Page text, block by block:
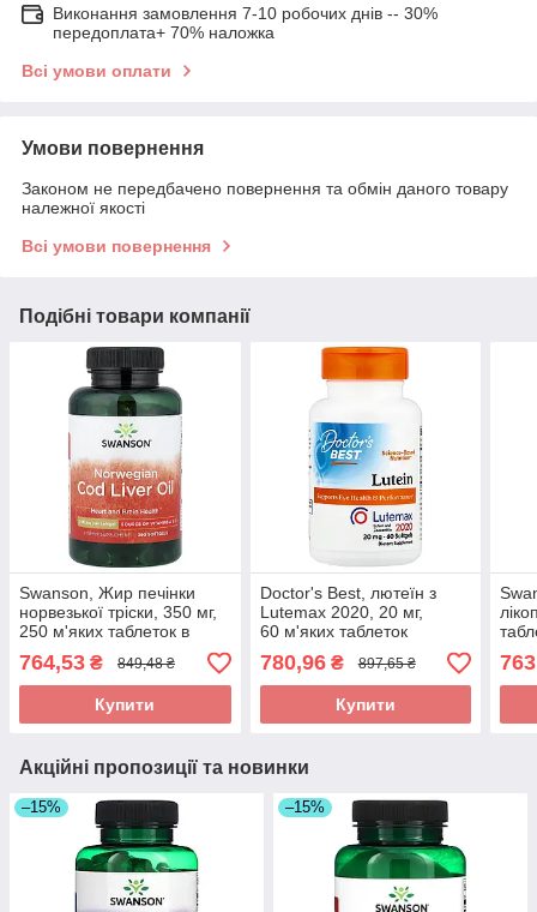
Виконання замовлення 7-10 робочих днів -- 30%
передоплата+ 70% наложка
Всі умови оплати
Умови повернення
Законом не передбачено повернення та обмін даного товару
належної якості
Всі умови повернення
Подібні товари компанії
Swanson, Жир печінки
норвезької тріски, 350 мг,
250 м'яких таблеток в
Україні оригінал
764,53 ₴ 849,48 ₴
Купити
Doctor's Best, лютеїн з
Lutemax 2020, 20 мг,
60 м'яких таблеток
оригінал
780,96₴ 897,65 ₴
Купити
Акційні пропозиції та новинки
–15% –15%